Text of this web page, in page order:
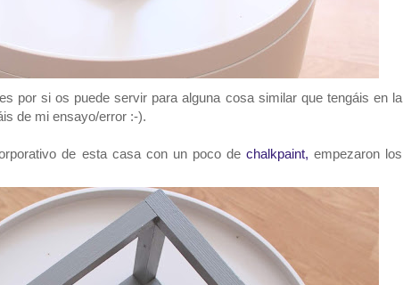
por si os puede servir para alguna cosa similar que tengáis en la
de mi ensayo/error :-).
de esta casa con un poco de chalkpaint, empezaron los